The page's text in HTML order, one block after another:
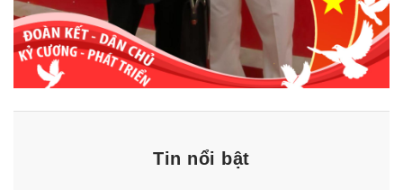
Tin nổi bật